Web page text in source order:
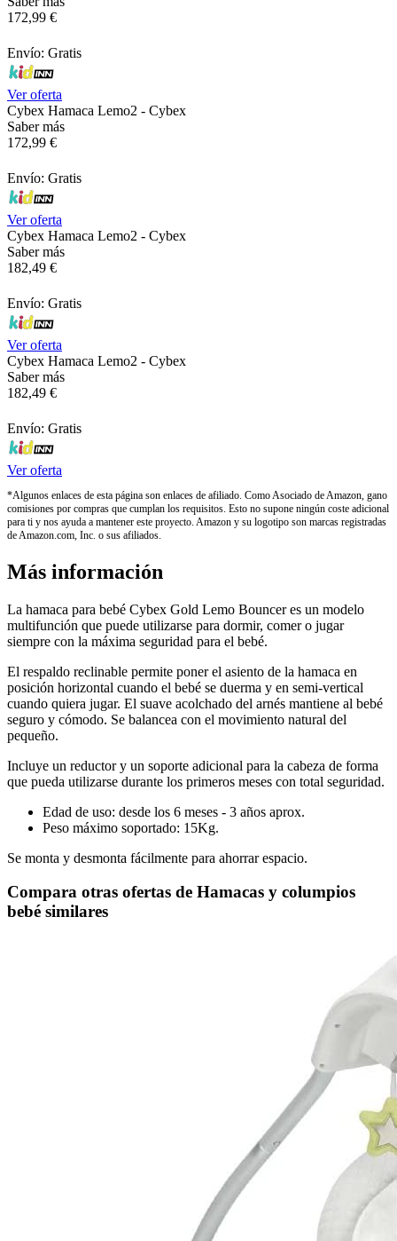
172,99 €
Envío: Gratis
Ver oferta
Cybex Hamaca Lemo2 - Cybex
Saber más
172,99 €
Envío: Gratis
Ver oferta
Cybex Hamaca Lemo2 - Cybex
Saber más
182,49 €
Envío: Gratis
Ver oferta
Cybex Hamaca Lemo2 - Cybex
Saber más
182,49 €
Envío: Gratis
Ver oferta
*Algunos enlaces de esta página son enlaces de afiliado. Como Asociado de Amazon, gano
comisiones por compras que cumplan los requisitos. Esto no supone ningún coste adicional
para ti y nos ayuda a mantener este proyecto. Amazon y su logotipo son marcas registradas
de Amazon.com, Inc. o sus afiliados.
Más información
La hamaca para bebé Cybex Gold Lemo Bouncer es un modelo
multifunción que puede utilizarse para dormir, comer o jugar
siempre con la máxima seguridad para el bebé.
El respaldo reclinable permite poner el asiento de la hamaca en
posición horizontal cuando el bebé se duerma y en semi-vertical
cuando quiera jugar. El suave acolchado del arnés mantiene al bebé
seguro y cómodo. Se balancea con el movimiento natural del
pequeño.
Incluye un reductor y un soporte adicional para la cabeza de forma
que pueda utilizarse durante los primeros meses con total seguridad.
Edad de uso: desde los 6 meses - 3 años aprox.
Peso máximo soportado: 15Kg.
Se monta y desmonta fácilmente para ahorrar espacio.
Compara otras ofertas de Hamacas y columpios
bebé similares